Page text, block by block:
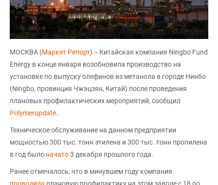
МОСКВА (Маркет Репорт) -- Китайская компания Ningbo Fund
Energy в конце января возобновила производство на
установке по выпуску олефинов из метанола в городе Нинбо
(Ningbo, провинция Чжэцзян, Китай) после проведения
плановых профилактических мероприятий, сообщил
Polymerupdate.
Техническое обслуживание на данном предприятии
мощностью 300 тыс. тонн этилена и 300 тыс. тонн пропилена
в год было начато3 декабря прошлого года.
Ранее отмечалось, что в минувшем году компания
проводила плановую профилактику на этом заводе с 18 по